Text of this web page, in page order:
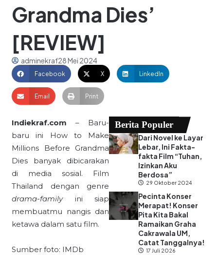
Grandma Dies’
[REVIEW]
adminekraf28 Mei 2024
Facebook X LinkedIn
Email Print
Indiekraf.com – Baru-
baru ini How to Make
Millions Before Grandma
Dies banyak dibicarakan
di media sosial. Film
Thailand dengan genre
drama-familyini siap
membuatmu nangis dan
ketawa dalam satu film.
Sumber foto: IMDb
Berita Populer
Dari Novel ke Layar
Lebar, Ini Fakta-
fakta Film “Tuhan,
Izinkan Aku
Berdosa”
29 Oktober 2024
Pecinta Konser
Merapat! Konser
Pita Kita Bakal
Ramaikan Graha
Cakrawala UM,
Catat Tanggalnya!
17 Juli 2026